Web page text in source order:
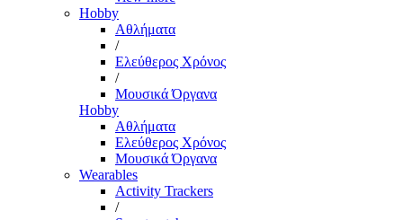
Hobby
Αθλήματα
/
Ελεύθερος Χρόνος
/
Μουσικά Όργανα
Hobby
Αθλήματα
Ελεύθερος Χρόνος
Μουσικά Όργανα
Wearables
Activity Trackers
/